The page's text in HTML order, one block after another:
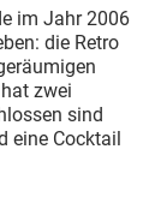
im Jahr 2006
die Retro
zwei
sind
eine Cocktail